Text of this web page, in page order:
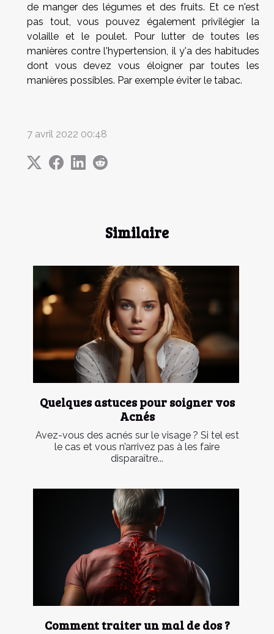
Similaire
Quelques astuces pour soigner vos
Acnés
Avez-vous des acnés sur le visage ? Si tel est
le cas et vous n’arrivez pas à les faire
disparaître...
Comment traiter un mal de dos ?
de manger des légumes et des fruits. Et ce n'est
pas tout, vous pouvez également privilégier la
volaille et le poulet. Pour lutter de toutes les
manières contre l'hypertension, il y'a des habitudes
dont vous devez vous éloigner par toutes les
manières possibles. Par exemple éviter le tabac.
7 avril 2022 00:48